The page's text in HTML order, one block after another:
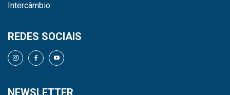
Intercâmbio
REDES SOCIAIS